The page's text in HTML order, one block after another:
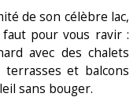
de son célèbre lac,
faut pour vous ravir :
avec des chalets
et balcons
sans bouger.